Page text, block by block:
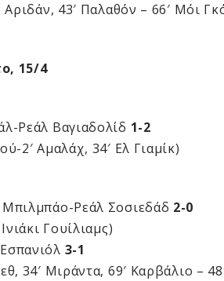
Αριδάν, 43′ Παλαθόν – 66′ Μόι
15/4
Ρεάλ Βαγιαδολίδ 1-2
2′ Αμαλάχ, 34′ Ελ Γιαμίκ)
Μπιλμπάο-Ρεάλ Σοσιεδάδ 2-0
Γουίλιαμς)
3-1
34′ Μιράντα, 69′ Καρβάλιο –